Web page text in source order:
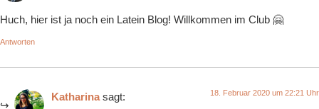
Huch, hier ist ja noch ein Latein Blog! Willkommen im Club 🤗
Antworten
Katharina sagt: 18. Februar 2020 um 22:21 Uhr